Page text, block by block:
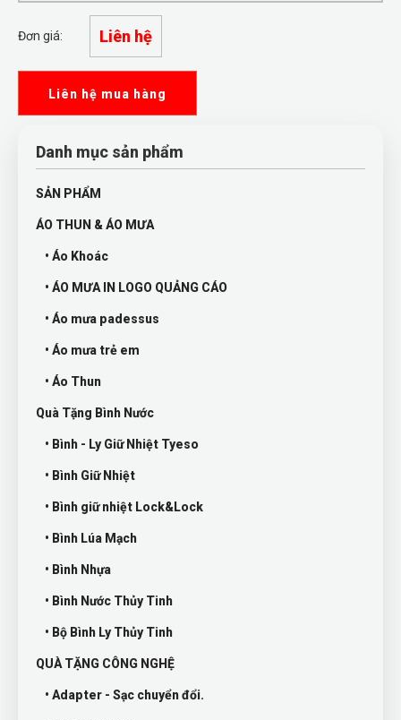
Đơn giá: Liên hệ
Liên hệ mua hàng
Danh mục sản phẩm
SẢN PHẨM
ÁO THUN & ÁO MƯA
• Áo Khoác
• ÁO MƯA IN LOGO QUẢNG CÁO
• Áo mưa padessus
• Áo mưa trẻ em
• Áo Thun
Quà Tặng Bình Nước
• Bình - Ly Giữ Nhiệt Tyeso
• Bình Giữ Nhiệt
• Bình giữ nhiệt Lock&Lock
• Bình Lúa Mạch
• Bình Nhựa
• Bình Nước Thủy Tinh
• Bộ Bình Ly Thủy Tinh
QUÀ TẶNG CÔNG NGHỆ
• Adapter - Sạc chuyển đổi.